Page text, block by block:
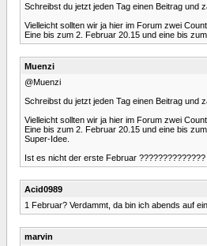
Schreibst du jetzt jeden Tag einen Beitrag und
Vielleicht sollten wir ja hier im Forum zwei
Eine bis zum 2. Februar 20.15 und eine bis
Muenzi
@Muenzi
Schreibst du jetzt jeden Tag einen Beitrag und
Vielleicht sollten wir ja hier im Forum zwei
Eine bis zum 2. Februar 20.15 und eine bis
Super-Idee.
Ist es nicht der erste Februar ??????????????
Acid0989
1 Februar? Verdammt, da bin ich abends auf
marvin